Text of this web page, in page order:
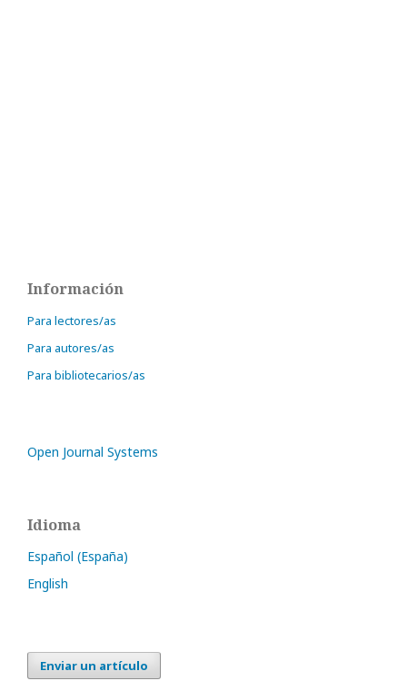
Información
Para lectores/as
Para autores/as
Para bibliotecarios/as
Open Journal Systems
Idioma
Español (España)
English
Enviar un artículo